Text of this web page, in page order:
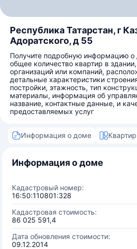
Республика Татарстан, г
Адоратского, д 55
Получите подробную информацию
общее количество квартир в
организаций или компаний,
детальные характеристики
постройки, этажность, тип
материалы, информация об
название, контактные данные, и
предоставляемых услуг
Информация о доме
Информация о доме
Кадастровый номер:
16:50:110801:328
Кадастровая стоимость:
86 025 591,4
Дата обновления стоимости:
09.12.2014